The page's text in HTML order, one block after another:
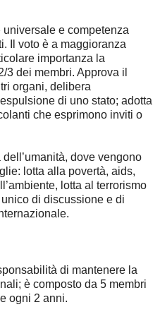
universale e competenza
Il voto è a maggioranza
importanza la
3 dei membri. Approva il
organi, delibera
di uno stato; adotta
che esprimono inviti o
dove vengono
lotta alla povertà, aids,
lotta al terrorismo
di discussione e di
di mantenere la
è composto da 5 membri
ogni 2 anni.